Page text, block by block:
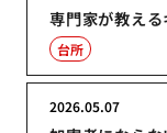
専門家が教え
台所
2026.05.07